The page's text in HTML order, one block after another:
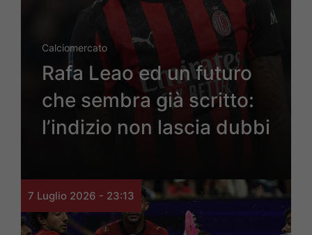
Calciomercato
Rafa Leao ed un futuro
che sembra già scritto:
l’indizio non lascia dubbi
7 Luglio 2026 - 23:13